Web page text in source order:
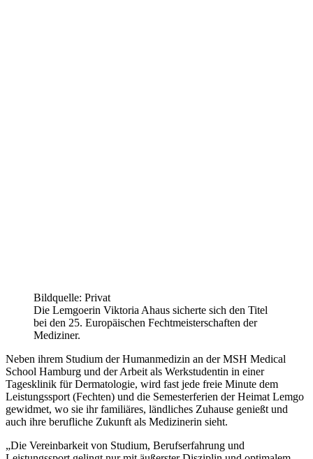
Bildquelle: Privat
Die Lemgoerin Viktoria Ahaus sicherte sich den Titel
bei den 25. Europäischen Fechtmeisterschaften der
Mediziner.
Neben ihrem Studium der Humanmedizin an der MSH Medical
School Hamburg und der Arbeit als Werkstudentin in einer
Tagesklinik für Dermatologie, wird fast jede freie Minute dem
Leistungssport (Fechten) und die Semesterferien der Heimat Lemgo
gewidmet, wo sie ihr familiäres, ländliches Zuhause genießt und
auch ihre berufliche Zukunft als Medizinerin sieht.
„Die Vereinbarkeit von Studium, Berufserfahrung und